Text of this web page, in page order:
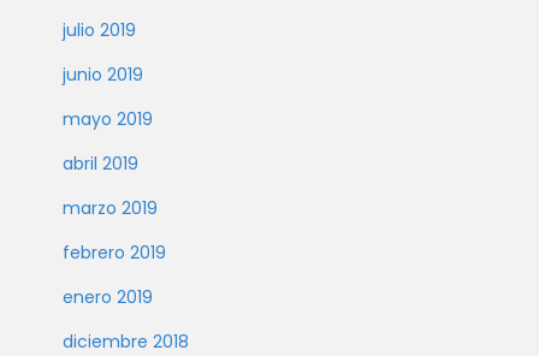
julio 2019
junio 2019
mayo 2019
abril 2019
marzo 2019
febrero 2019
enero 2019
diciembre 2018